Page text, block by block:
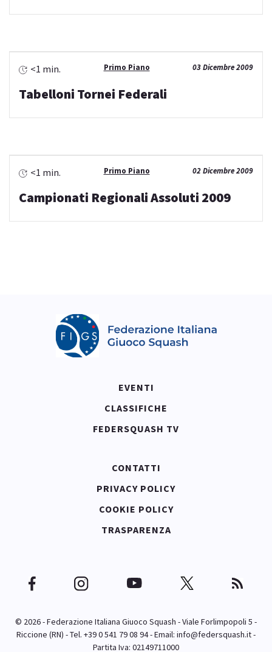
03 Dicembre 2009
Primo Piano
<1 min.
Tabelloni Tornei Federali
02 Dicembre 2009
Primo Piano
<1 min.
Campionati Regionali Assoluti 2009
EVENTI
CLASSIFICHE
FEDERSQUASH TV
CONTATTI
PRIVACY POLICY
COOKIE POLICY
TRASPARENZA
© 2026 - Federazione Italiana Giuoco Squash - Viale Forlimpopoli 5 -
Riccione (RN) - Tel. +39 0 541 79 08 94 - Email: info@federsquash.it-
Partita Iva: 02149711000